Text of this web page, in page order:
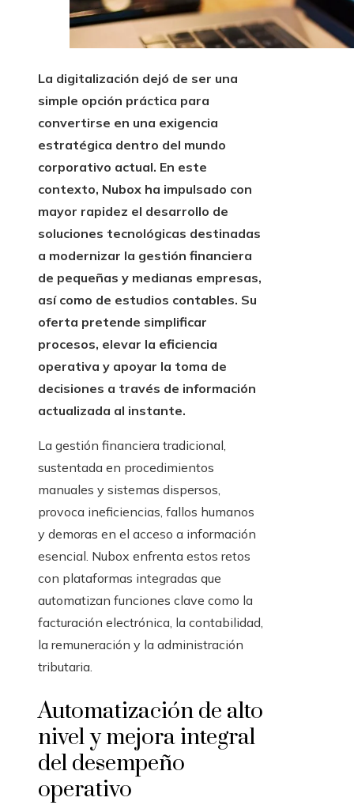
La digitalización dejó de ser una
simple opción práctica para
convertirse en una exigencia
estratégica dentro del mundo
corporativo actual. En este
contexto, Nubox ha impulsado con
mayor rapidez el desarrollo de
soluciones tecnológicas destinadas
a modernizar la gestión financiera
de pequeñas y medianas empresas,
así como de estudios contables. Su
oferta pretende simplificar
procesos, elevar la eficiencia
operativa y apoyar la toma de
decisiones a través de información
actualizada al instante.
La gestión financiera tradicional,
sustentada en procedimientos
manuales y sistemas dispersos,
provoca ineficiencias, fallos humanos
y demoras en el acceso a información
esencial. Nubox enfrenta estos retos
con plataformas integradas que
automatizan funciones clave como la
facturación electrónica, la contabilidad,
la remuneración y la administración
tributaria.
Automatización de alto
nivel y mejora integral
del desempeño
operativo